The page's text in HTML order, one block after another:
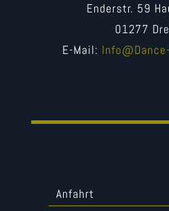
Enderstr. 59
01277
E-Mail:
Anfahrt